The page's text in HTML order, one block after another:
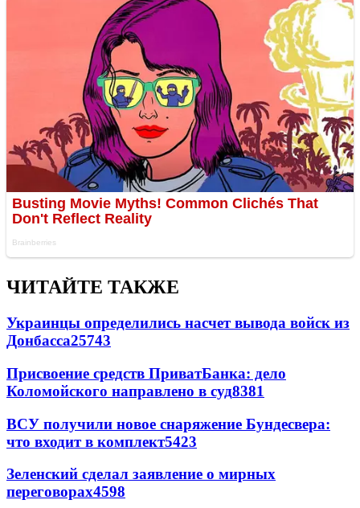
ЧИТАЙТЕ ТАКЖЕ
Украинцы определились насчет вывода войск из
Донбасса25743
Присвоение средств ПриватБанка: дело
Коломойского направлено в суд8381
ВСУ получили новое снаряжение Бундесвера:
что входит в комплект5423
Зеленский сделал заявление о мирных
переговорах4598